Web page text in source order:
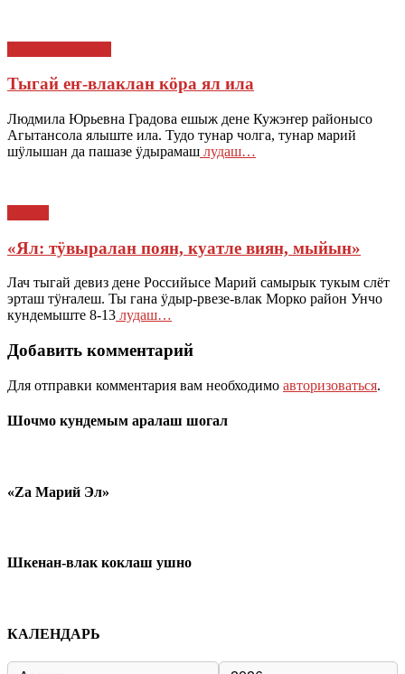
Тыгай еҥ-влаклан кӧра ял ила
Людмила Юрьевна Градова ешыж дене Кужэҥер районысо
Агытансола ялыште ила. Тудо тунар чолга, тунар марий
шӱлышан да пашазе ӱдырамаш лудаш…
«Ял: тӱвыралан поян, куатле виян, мыйын»
Лач тыгай девиз дене Российысе Марий самырык тукым слёт
эрташ тӱҥалеш. Ты гана ӱдыр-рвезе-влак Морко район Унчо
кундемыште 8-13 лудаш…
Добавить комментарий
Для отправки комментария вам необходимо авторизоваться.
Шочмо кундемым аралаш шогал
«Zа Марий Эл»
Шкенан-влак коклаш ушно
КАЛЕНДАРЬ